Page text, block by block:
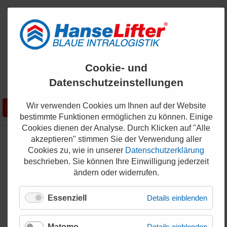
Cookie- und
Datenschutzeinstellungen
Wir verwenden Cookies um Ihnen auf der Website
bestimmte Funktionen ermöglichen zu können. Einige
Cookies dienen der Analyse. Durch Klicken auf "Alle
akzeptieren" stimmen Sie der Verwendung aller
Cookies zu, wie in unserer Datenschutzerklärung
beschrieben. Sie können Ihre Einwilligung jederzeit
ändern oder widerrufen.
Essenziell Details einblenden
ENGLISH
KONTAKT
SHOP Suchen
Hanselifter Bildergalerie jetzt
zum Download!
25.09.2020